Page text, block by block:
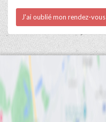
J'ai oublié mon rendez-vous